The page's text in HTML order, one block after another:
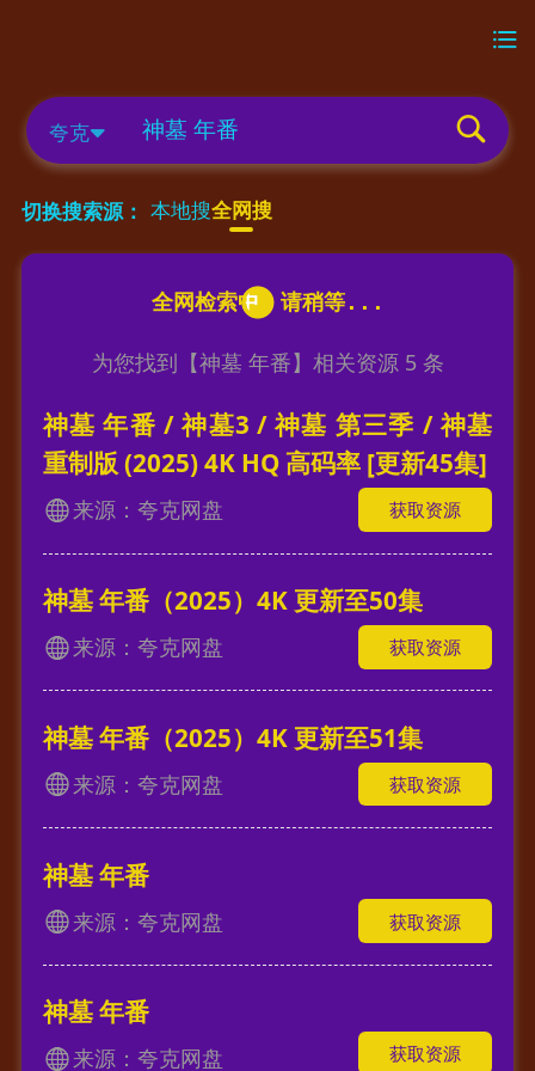
夸克
切换搜索源： 本地搜全网搜
为您找到【神墓 年番】相关资源5 条
神墓 年番 / 神墓3 / 神墓 第三季 / 神墓
重制版 (2025) 4K HQ 高码率 [更新45集]
来源：夸克网盘 获取资源
神墓 年番（2025）4K 更新至50集
来源：夸克网盘 获取资源
神墓 年番（2025）4K 更新至51集
来源：夸克网盘 获取资源
神墓 年番
来源：夸克网盘 获取资源
神墓 年番
来源：夸克网盘 获取资源